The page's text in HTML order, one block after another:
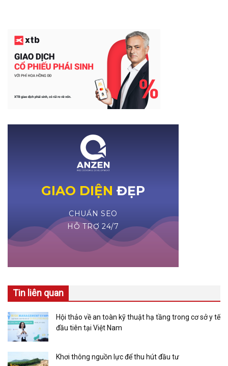
Tin liên quan
Hội thảo về an toàn kỹ thuật hạ tầng trong cơ sở y tế
đầu tiên tại Việt Nam
Khơi thông nguồn lực để thu hút đầu tư